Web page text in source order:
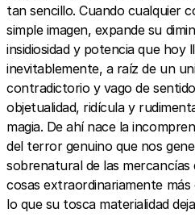
tan sencillo. Cuando cualquier
simple imagen, expande su
insidiosidad y potencia que hoy
inevitablemente, a raíz de un
contradictorio y vago de
objetualidad, ridícula y
magia. De ahí nace la
del terror genuino que nos
sobrenatural de las mercancías
cosas extraordinariamente
lo que su tosca materialidad